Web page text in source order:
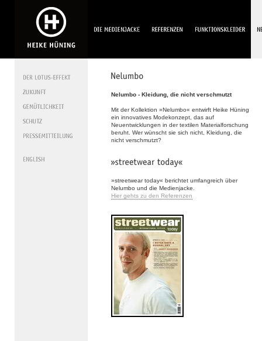
Nelumbo - Kleidung, die nicht verschmutzt
Mit der Kollektion »Nelumbo« entwirft Heike Hüning
ein innovatives Modekonzept, das auf
Neuentwicklungen in der textilen Materialforschung
beruht. Wer wünscht sie sich nicht, Kleidung, die
nicht verschmutzt?
»streetwear today« berichtet umfangreich über
Nelumbo und die Medienjacke.
Hier gehts zu den Referenzen